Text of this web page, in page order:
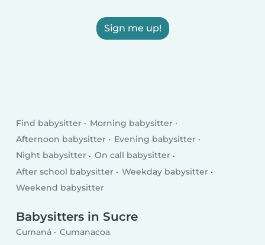
Sign me up!
Find babysitter
Morning babysitter
Afternoon babysitter
Evening babysitter
Night babysitter
On call babysitter
After school babysitter
Weekday babysitter
Weekend babysitter
Babysitters in Sucre
Cumaná Cumanacoa